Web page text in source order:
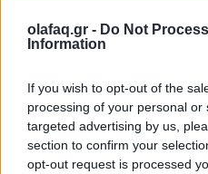
olafaq.gr - Do Not
Information
If you wish to opt-out of the
processing of your personal
targeted advertising by us,
section to confirm your
opt-out request is processed